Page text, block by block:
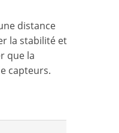
distance
la stabilité et
que la
capteurs.